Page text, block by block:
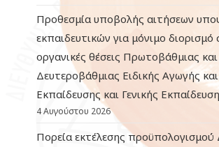
Προθεσμία υποβολής αιτήσεων
εκπαιδευτικών για μόνιμο διορισμό
οργανικές θέσεις Πρωτοβάθμιας και
Δευτεροβάθμιας Ειδικής Αγωγής και
Εκπαίδευσης και Γενικής
4 Αυγούστου 2026
Πορεία εκτέλεσης προϋπολογισμού